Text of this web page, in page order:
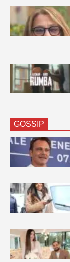
GOSSIP